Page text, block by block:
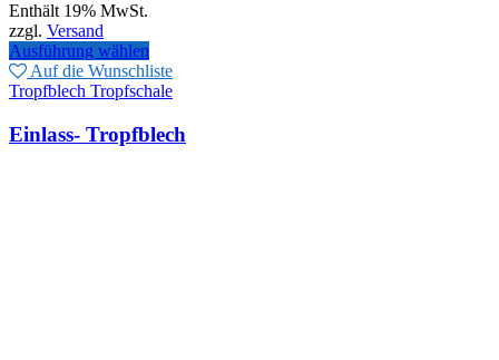
Enthält 19% MwSt.
zzgl. Versand
Ausführung wählen
Auf die Wunschliste
Tropfblech Tropfschale
Einlass- Tropfblech